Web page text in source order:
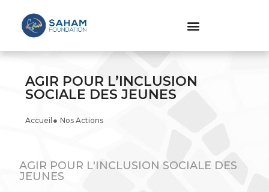
AGIR POUR L’INCLUSION
SOCIALE DES JEUNES
Accueil Nos Actions
AGIR POUR L'INCLUSION SOCIALE DES
JEUNES